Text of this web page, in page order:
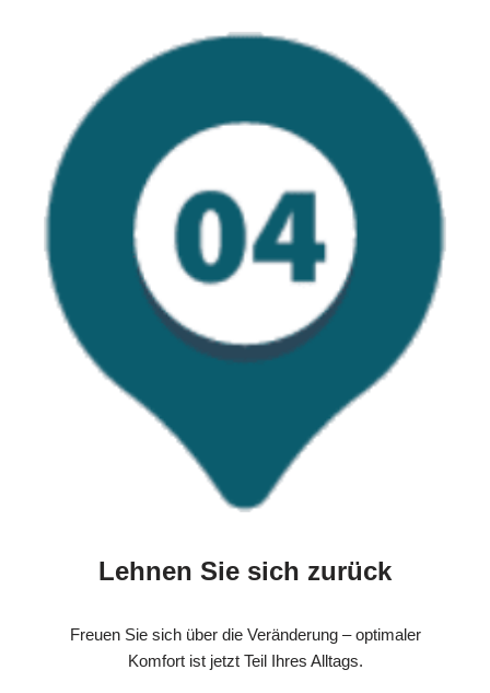
Lehnen Sie sich zurück
Freuen Sie sich über die Veränderung – optimaler
Komfort ist jetzt Teil Ihres Alltags.